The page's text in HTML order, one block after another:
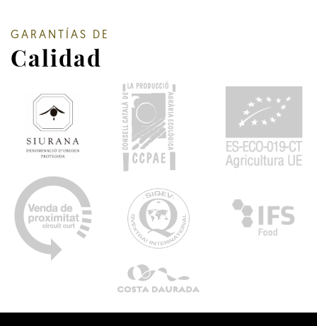
GARANTÍAS DE
Calidad